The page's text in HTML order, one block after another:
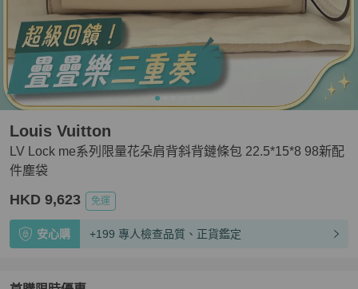
LV Lock me系列限量花朵肩背斜背鏈條包 22.5*15*8 98新配
件塵袋
Louis Vuitton
HKD 9,623 免運
安心購 +199 專人檢查品質、正貨鑑定